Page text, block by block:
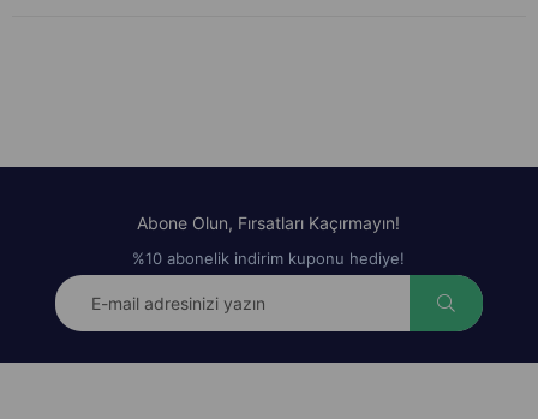
Abone Olun, Fırsatları Kaçırmayın!
%10 abonelik indirim kuponu hediye!